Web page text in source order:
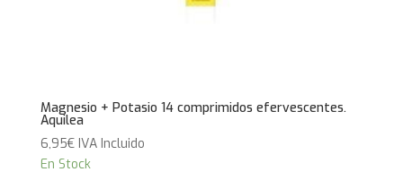
Magnesio + Potasio 14 comprimidos efervescentes.
Aquilea
6,95€ IVA Incluido
En Stock